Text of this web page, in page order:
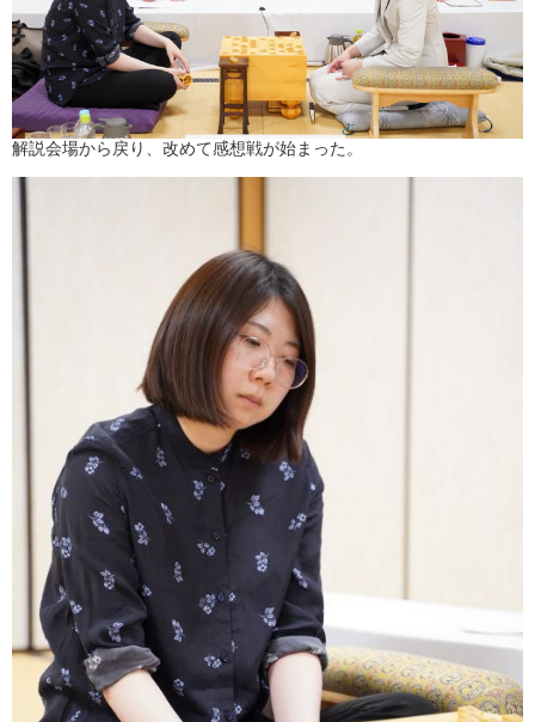
解説会場から戻り、改めて感想戦が始まった。